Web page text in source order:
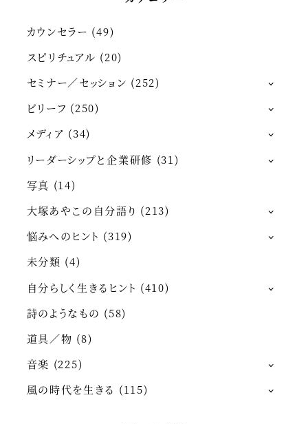
カウンセラー (49)
スピリチュアル (20)
セミナー／セッション (252)
ビリーフ (250)
メディア (34)
リーダーシップと企業研修 (31)
写真 (14)
大塚あやこの自分語り (213)
悩みへのヒント (319)
未分類 (4)
自分らしく生きるヒント (410)
詩のようなもの (58)
道具／物 (8)
音楽 (225)
風の時代を生きる (115)